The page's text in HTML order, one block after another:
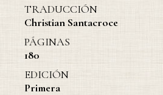
TRADUCCIÓN
Christian Santacroce
PÁGINAS
180
EDICIÓN
Primera